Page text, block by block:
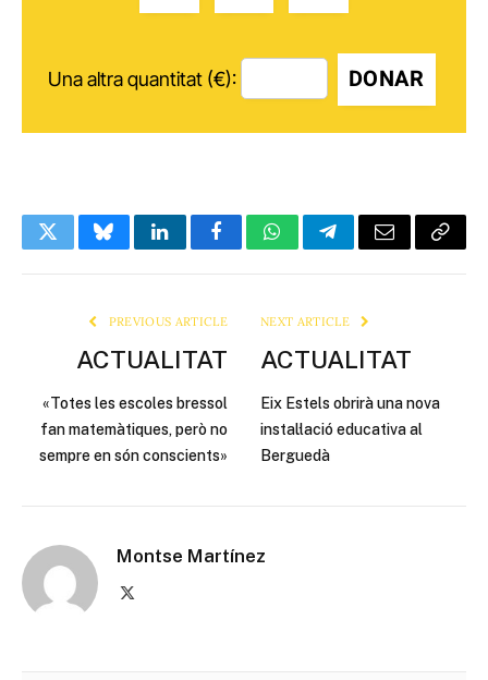
Una altra quantitat (€): DONAR
TwitterBlueskyLinkedInFacebookWhatsAppTelegramEmail Copy
PREVIOUS ARTICLE
ACTUALITAT
«Totes les escoles bressol
fan matemàtiques, però no
sempre en són conscients»
NEXT ARTICLE
ACTUALITAT
Eix Estels obrirà una nova
instal·lació educativa al
Berguedà
Montse Martínez